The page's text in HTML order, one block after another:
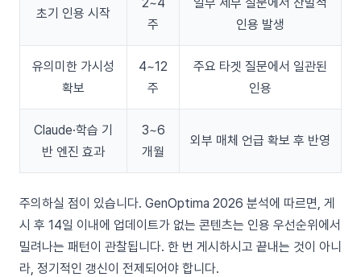
초기 인용 시작
주
인용 발생
유의미한 가시성
확보
4~12
주
주요 타겟 질문에서 일관된
인용
Claude·학습 기
반 엔진 효과
3~6
개월
외부 매체 언급 확보 후 반영
주의하실 점이 있습니다. GenOptima 2026 분석에 따르면, 게
시 후 14일 이내에 업데이트가 없는 콘텐츠는 인용 우선순위에서
밀려나는 패턴이 관찰됩니다. 한 번 게시하시고 끝내는 것이 아니
라, 정기적인 갱신이 전제되어야 합니다.